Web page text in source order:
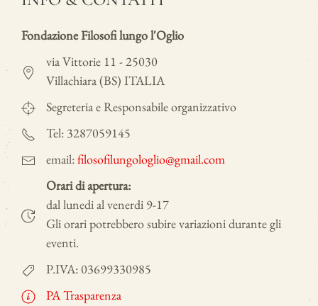
Fondazione Filosofi lungo l'Oglio
via Vittorie 11 - 25030
Villachiara (BS) ITALIA
Segreteria e Responsabile organizzativo
Tel: 3287059145
email:filosofilungologlio@gmail.com
Orari di apertura:
dal lunedi al venerdi 9-17
Gli orari potrebbero subire variazioni durante gli
eventi.
P.IVA: 03699330985
PA Trasparenza